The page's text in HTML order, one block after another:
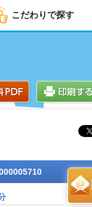
こだわりで探す